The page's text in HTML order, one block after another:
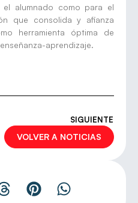
alumnado como para el
que consolida y afianza
herramienta óptima de
aprendizaje.
SIGUIENTE
VOLVER A NOTICIAS